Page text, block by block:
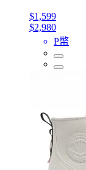
$1,599
$2,980
P幣